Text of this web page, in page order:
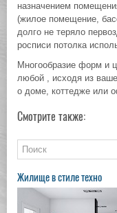
назначением
(жилое помещение,
долго не теряло
росписи потолка
Многообразие форм и
любой , исходя из
о доме, коттедже или
Смотрите также:
Жилище в стиле техно